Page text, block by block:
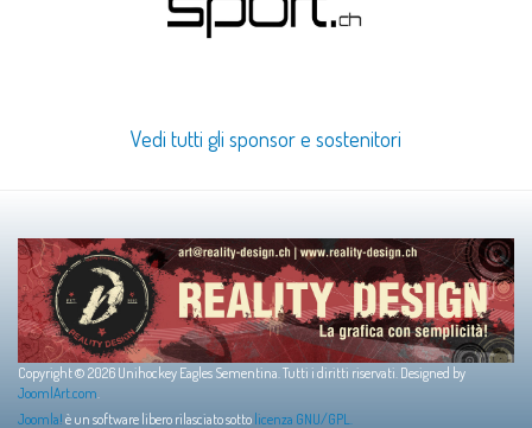
Vedi tutti gli sponsor e sostenitori
Copyright © 2026 Unihockey Eagles Sementina. Tutti i diritti riservati. Designed by
JoomlArt.com
Joomla! è un software libero rilasciato sotto licenza GNU/GPL.